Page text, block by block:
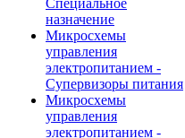
Специальное
назначение
Микросхемы
управления
электропитанием -
Супервизоры питания
Микросхемы
управления
электропитанием -